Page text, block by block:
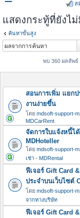
ส
แสดงกระทู้ที่ยังไ
ค้นหาขั้นสูง
พบ 360 ผลลัพธ์
สอนการเพิ่ม แยกป
งานง่ายขึ้น
โดย mdsoft-support-
MDCarRent
จัดการใบแจ้งหนี้ไ
MDHoteller
โดย mdsoft-support-
เช่า - MDRental
ฟีเจอร์ Gift Card
ประจำบนเว็บไซต์
โดย mdsoft-support-
จากทางบริษัท
ฟีเจอร์ Gift Card